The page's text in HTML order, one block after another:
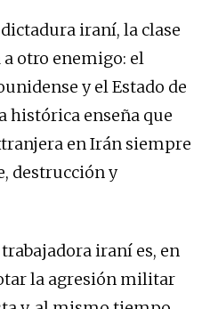
iraní, la clase
otro enemigo: el
y el Estado de
histórica enseña que
en Irán siempre
destrucción y
iraní es, en
la agresión militar